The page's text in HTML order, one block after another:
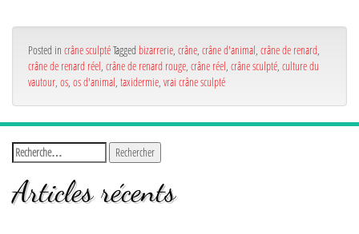
Posted in crâne sculptéTagged bizarrerie, crâne, crâne d'animal, crâne de renard,
crâne de renard réel, crâne de renard rouge, crâne réel, crâne sculpté, culture du
vautour, os, os d'animal, taxidermie, vrai crâne sculpté
Articles récents